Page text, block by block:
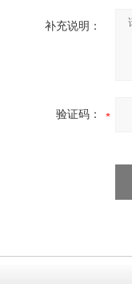
补充说明：
验证码：